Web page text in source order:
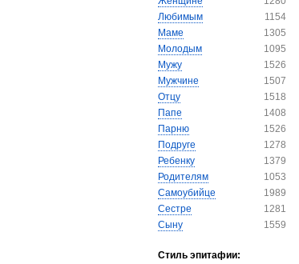
Любимым
1154
Маме
1305
Молодым
1095
Мужу
1526
Мужчине
1507
Отцу
1518
Папе
1408
Парню
1526
Подруге
1278
Ребенку
1379
Родителям
1053
Самоубийце
1989
Сестре
1281
Сыну
1559
Стиль эпитафии: